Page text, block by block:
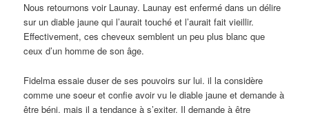
Nous retournons voir Launay. Launay est enfermé dans un délire
sur un diable jaune qui l’aurait touché et l’aurait fait vieillir.
Effectivement, ces cheveux semblent un peu plus blanc que
ceux d’un homme de son âge.
Fidelma essaie duser de ses pouvoirs sur lui. il la considère
comme une soeur et confie avoir vu le diable jaune et demande à
être béni. mais il a tendance à s’exiter. Il demande à être